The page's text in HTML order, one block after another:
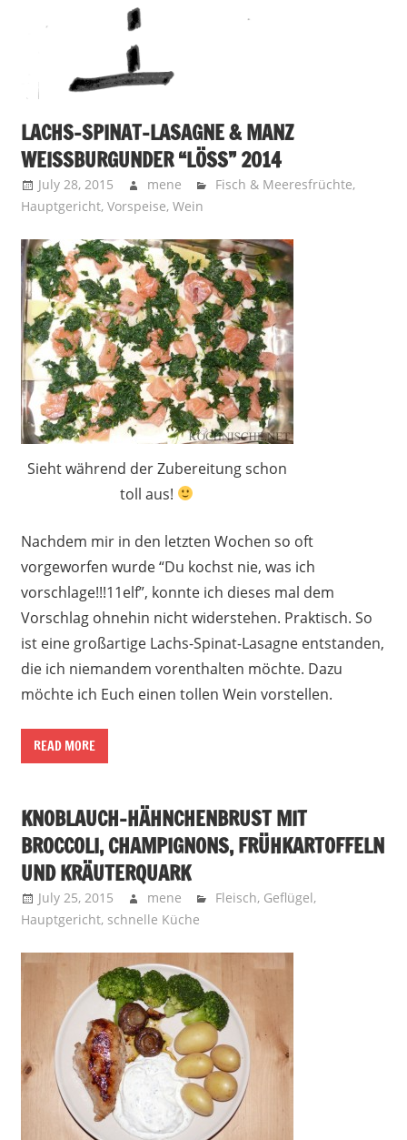
LACHS-SPINAT-LASAGNE & MANZ
WEISSBURGUNDER “LÖSS” 2014
July 28, 2015 mene Fisch & Meeresfrüchte,
Hauptgericht, Vorspeise, Wein
Sieht während der Zubereitung schon
toll aus!
Nachdem mir in den letzten Wochen so oft
vorgeworfen wurde “Du kochst nie, was ich
vorschlage!!!11elf”, konnte ich dieses mal dem
Vorschlag ohnehin nicht widerstehen. Praktisch. So
ist eine großartige Lachs-Spinat-Lasagne entstanden,
die ich niemandem vorenthalten möchte. Dazu
möchte ich Euch einen tollen Wein vorstellen.
READ MORE
KNOBLAUCH-HÄHNCHENBRUST MIT
BROCCOLI, CHAMPIGNONS, FRÜHKARTOFFELN
UND KRÄUTERQUARK
July 25, 2015 mene Fleisch, Geflügel,
Hauptgericht, schnelle Küche